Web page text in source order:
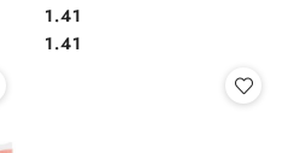
Cena:
1.41
Cena:
1.41